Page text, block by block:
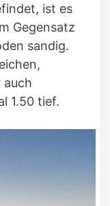
ist es
Gegensatz
sandig.
auch
1.50 tief.